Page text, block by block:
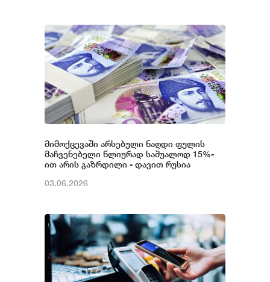
მიმოქცევაში არსებული ნაღდი ფულის
მაჩვენებელი წლიურად საშუალოდ 15%-
ით არის გაზრდილი - დავით რუსია
03.06.2026